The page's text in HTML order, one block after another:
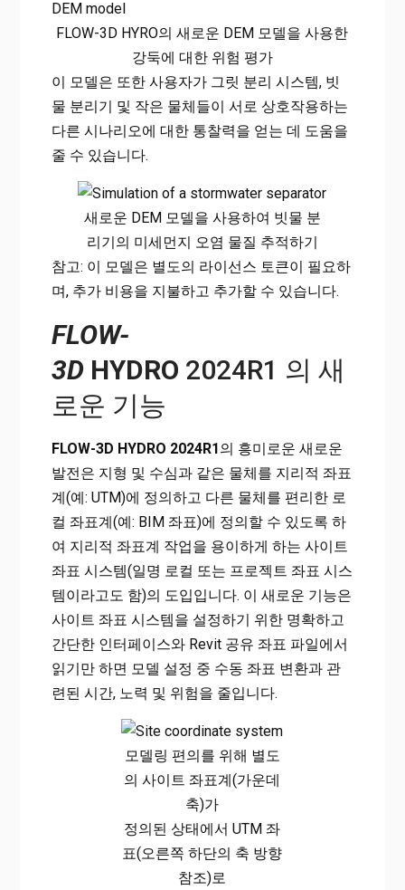
FLOW-3D HYRO의 새로운 DEM 모델을 사용한
강둑에 대한 위험 평가
이 모델은 또한 사용자가 그릿 분리 시스템, 빗
물 분리기 및 작은 물체들이 서로 상호작용하는
다른 시나리오에 대한 통찰력을 얻는 데 도움을
줄 수 있습니다.
새로운 DEM 모델을 사용하여 빗물 분
리기의 미세먼지 오염 물질 추적하기
참고: 이 모델은 별도의 라이선스 토큰이 필요하
며, 추가 비용을 지불하고 추가할 수 있습니다.
FLOW-
3DHYDRO 2024R1 의 새
로운 기능
FLOW-3D HYDRO 2024R1 의 흥미로운 새로운
발전은 지형 및 수심과 같은 물체를 지리적 좌표
계(예: UTM)에 정의하고 다른 물체를 편리한 로
컬 좌표계(예: BIM 좌표)에 정의할 수 있도록 하
여 지리적 좌표계 작업을 용이하게 하는 사이트
좌표 시스템(일명 로컬 또는 프로젝트 좌표 시스
템이라고도 함)의 도입입니다. 이 새로운 기능은
사이트 좌표 시스템을 설정하기 위한 명확하고
간단한 인터페이스와 Revit 공유 좌표 파일에서
읽기만 하면 모델 설정 중 수동 좌표 변환과 관
련된 시간, 노력 및 위험을 줄입니다.
모델링 편의를 위해 별도
의 사이트 좌표계(가운데
축)가
정의된 상태에서 UTM 좌
표(오른쪽 하단의 축 방향
참조)로